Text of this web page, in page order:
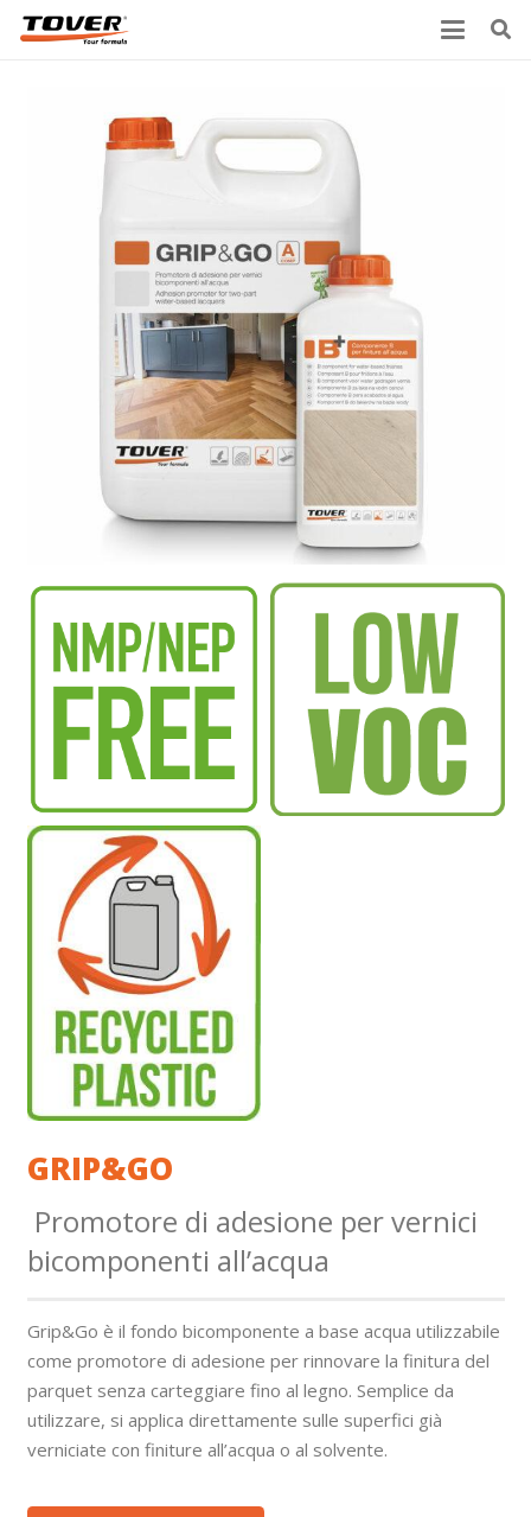
GRIP&GO
Promotore di adesione per vernici
bicomponenti all’acqua
Grip&Go è il fondo bicomponente a base acqua utilizzabile
come promotore di adesione per rinnovare la finitura del
parquet senza carteggiare fino al legno. Semplice da
utilizzare, si applica direttamente sulle superfici già
verniciate con finiture all’acqua o al solvente.